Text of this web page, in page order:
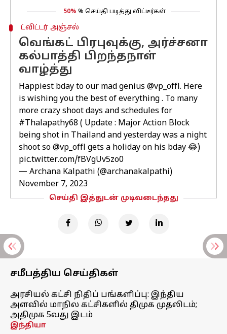
50% % செய்தி படித்து விட்டீர்கள்
ட்விட்டர் அஞ்சல்
வெங்கட் பிரபுவுக்கு, அர்ச்சனா
கல்பாத்தி பிறந்தநாள்
வாழ்த்து
Happiest bday to our mad genius @vp_offl. Here
is wishing you the best of everything . To many
more crazy shoot days and schedules for
#Thalapathy68 ( Update : Major Action Block
being shot in Thailand and yesterday was a night
shoot so @vp_offl gets a holiday on his bday 😂)
pic.twitter.com/fBVgUv5zo0
— Archana Kalpathi (@archanakalpathi)
November 7, 2023
செய்தி இத்துடன் முடிவடைந்தது
சமீபத்திய செய்திகள்
அரசியல் கட்சி நிதிப் பங்களிப்பு: இந்திய
அளவில் மாநில கட்சிகளில் திமுக முதலிடம்;
அதிமுக 5வது இடம்
இந்தியா